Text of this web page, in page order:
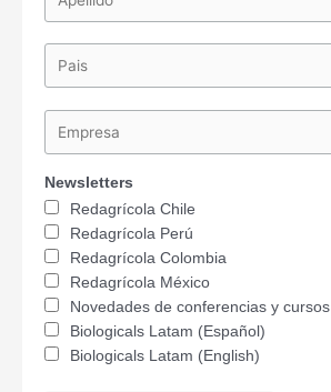
Newsletters
Redagrícola Chile
Redagrícola Perú
Redagrícola Colombia
Redagrícola México
Novedades de conferencias y cursos
Biologicals Latam (Español)
Biologicals Latam (English)